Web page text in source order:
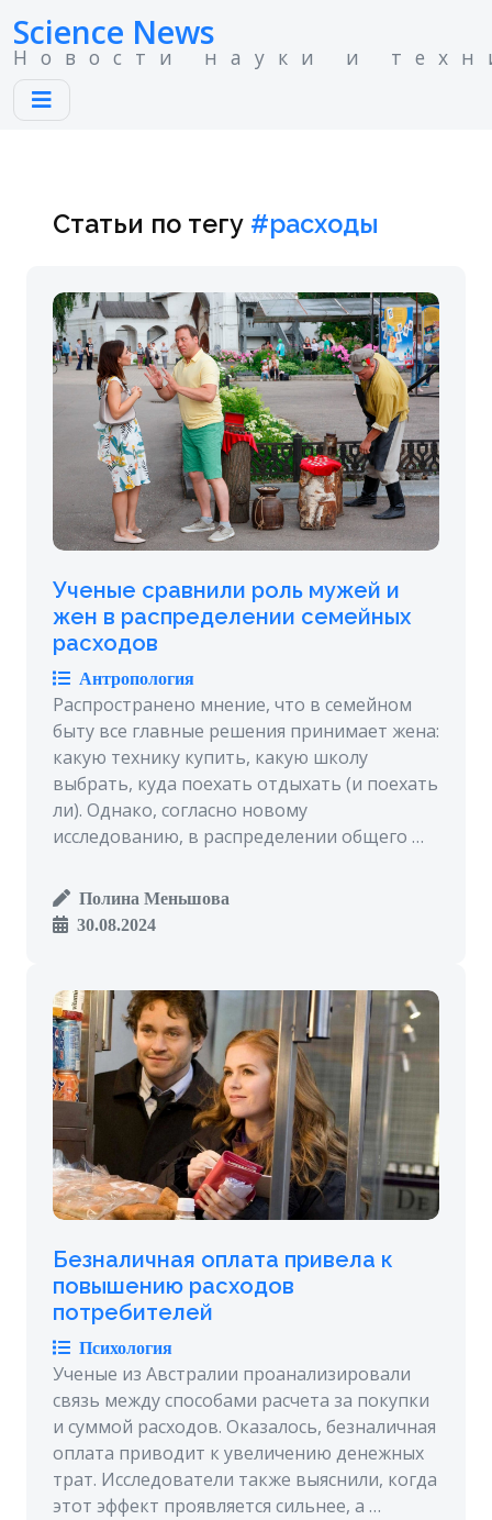
Science News
Новости науки и
Статьи по тегу #расходы
Ученые сравнили роль мужей и
жен в распределении семейных
расходов
Антропология
Распространено мнение, что в семейном
быту все главные решения принимает жена:
какую технику купить, какую школу
выбрать, куда поехать отдыхать (и поехать
ли). Однако, согласно новому
исследованию, в распределении общего …
Полина Меньшова
30.08.2024
Безналичная оплата привела к
повышению расходов
потребителей
Психология
Ученые из Австралии проанализировали
связь между способами расчета за покупки
и суммой расходов. Оказалось, безналичная
оплата приводит к увеличению денежных
трат. Исследователи также выяснили, когда
этот эффект проявляется сильнее, а …